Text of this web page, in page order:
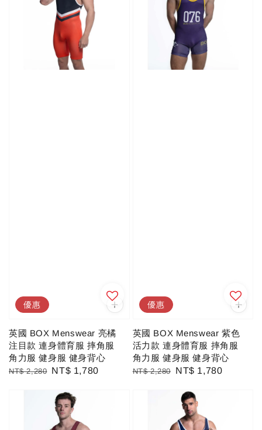
優惠
英國 BOX Menswear 亮橘
注目款 連身體育服 摔角服
角力服 健身服 健身背心
Regular
NT$ 2,280 Sale
NT$ 1,780
優惠
英國 BOX Menswear 紫色
活力款 連身體育服 摔角服
角力服 健身服 健身背心
Regular
NT$ 2,280
Sale
NT$ 1,780